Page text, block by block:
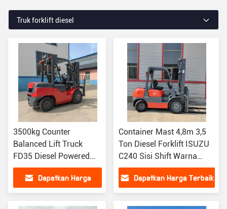
Truk forklift diesel
3500kg Counter
Balanced Lift Truck
FD35 Diesel Powered
Forklift Mesin Jepang
Dapatkan Harga
Container Mast 4,8m 3,5
Ton Diesel Forklift ISUZU
C240 Sisi Shift Warna
Merah
Dapatkan Harga Terbaik